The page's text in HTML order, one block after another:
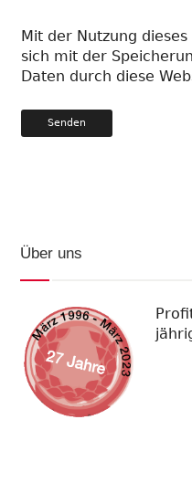
Mit der Nutzung
sich mit der
Daten durch diese
Über uns